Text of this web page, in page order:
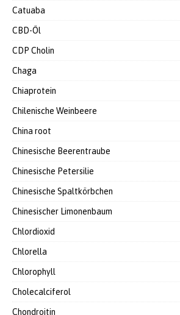
Catuaba
CBD-Öl
CDP Cholin
Chaga
Chiaprotein
Chilenische Weinbeere
China root
Chinesische Beerentraube
Chinesische Petersilie
Chinesische Spaltkörbchen
Chinesischer Limonenbaum
Chlordioxid
Chlorella
Chlorophyll
Cholecalciferol
Chondroitin